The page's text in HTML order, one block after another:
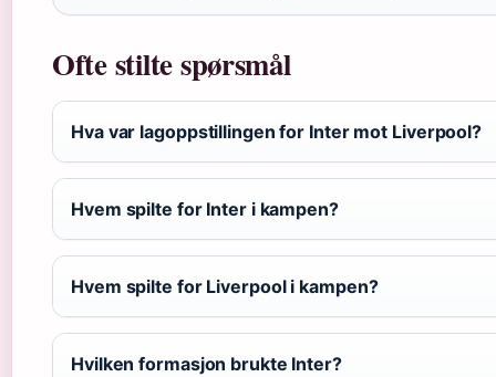
Ofte stilte spørsmål
Hva var lagoppstillingen for Inter mot Liverpool?
Hvem spilte for Inter i kampen?
Hvem spilte for Liverpool i kampen?
Hvilken formasjon brukte Inter?